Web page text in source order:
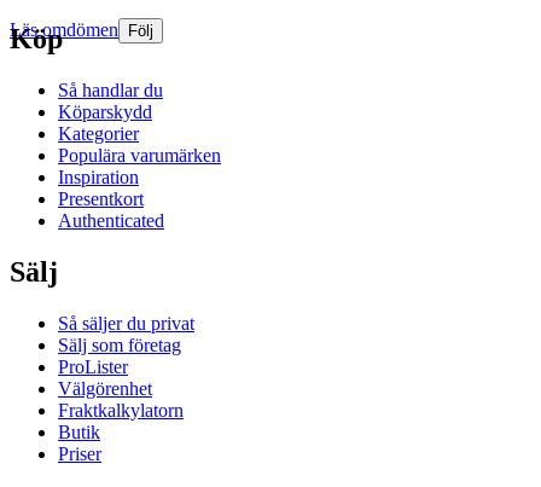
Läs omdömen Följ
Köp
Så handlar du
Köparskydd
Kategorier
Populära varumärken
Inspiration
Presentkort
Authenticated
Sälj
Så säljer du privat
Sälj som företag
ProLister
Välgörenhet
Fraktkalkylatorn
Butik
Priser